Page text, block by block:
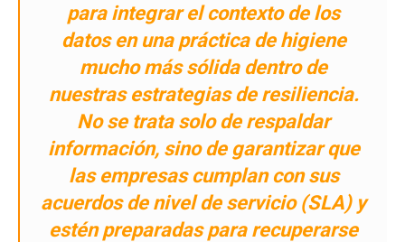
para integrar el contexto de los
datos en una práctica de higiene
mucho más sólida dentro de
nuestras estrategias de resiliencia.
No se trata solo de respaldar
información, sino de garantizar que
las empresas cumplan con sus
acuerdos de nivel de servicio (SLA) y
estén preparadas para recuperarse